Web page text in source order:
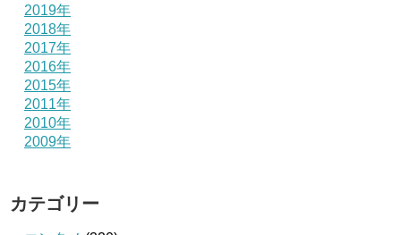
2019年
2018年
2017年
2016年
2015年
2011年
2010年
2009年
カテゴリー